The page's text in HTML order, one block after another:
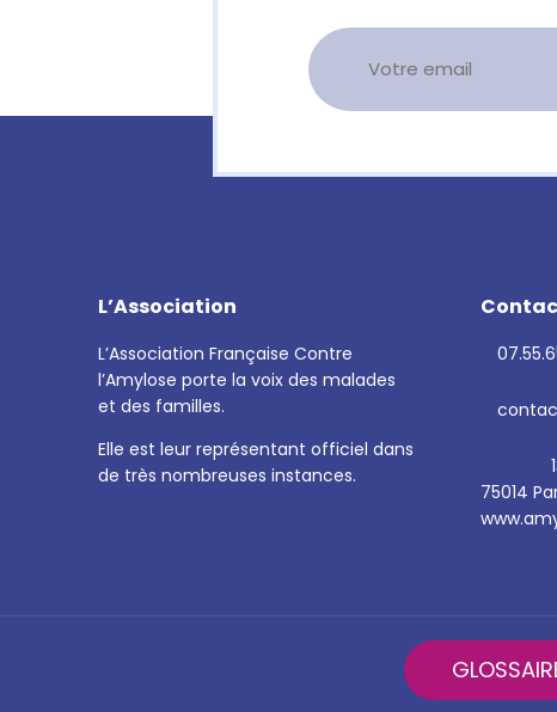
L’Association
L’Association Française Contre
l’Amylose porte la voix des malades
et des familles.
Elle est leur représentant officiel dans
de très nombreuses instances.
75014